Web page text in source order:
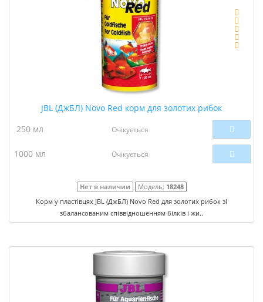
JBL (ДжБЛ) Novo Red корм для золотих рибок
250 мл
Очікується
1000 мл Очікується
Нет в наличии Модель: 18248
Корм у пластівцях JBL (ДжБЛ) Novo Red для золотих рибок зі
збалансованим співвідношенням білків і жи..